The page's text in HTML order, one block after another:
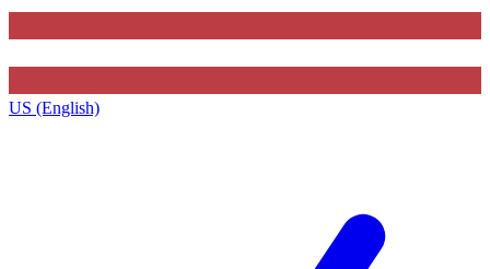
US (English)